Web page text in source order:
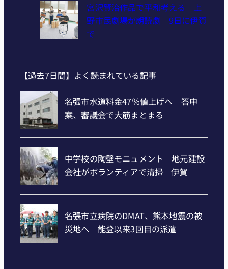
宮沢賢治作品で平和考える 上
野市民劇場が朗読劇 9日に伊賀
で
【過去7日間】よく読まれている記事